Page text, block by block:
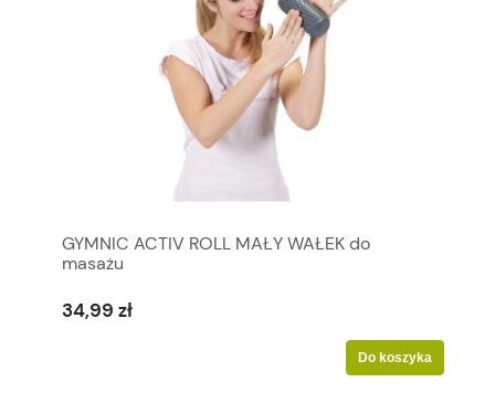
GYMNIC ACTIV ROLL MAŁY WAŁEK do
masażu
34,99 zł
Do koszyka